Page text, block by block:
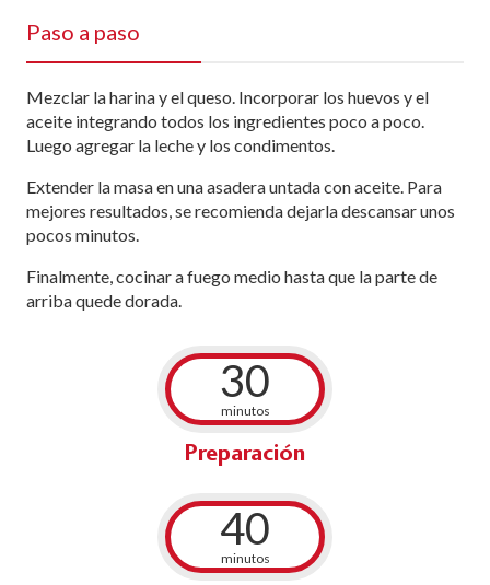
Paso a paso
Mezclar la harina y el queso. Incorporar los huevos y el
aceite integrando todos los ingredientes poco a poco.
Luego agregar la leche y los condimentos.
Extender la masa en una asadera untada con aceite. Para
mejores resultados, se recomienda dejarla descansar unos
pocos minutos.
Finalmente, cocinar a fuego medio hasta que la parte de
arriba quede dorada.
30
minutos
Preparación
40
minutos